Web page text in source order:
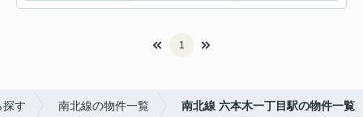
1
探す 南北線の物件一覧 南北線 六本木一丁目駅の物件一覧